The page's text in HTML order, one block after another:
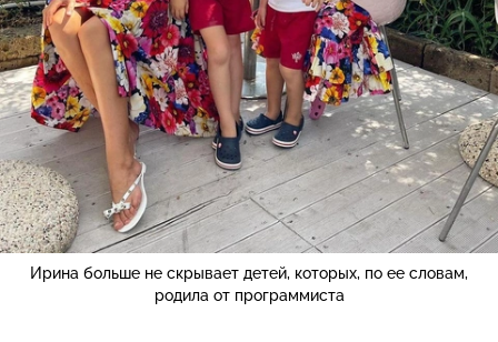
Ирина больше не скрывает детей, которых, по ее словам,
родила от программиста